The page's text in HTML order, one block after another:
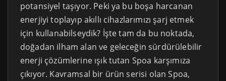
potansiyel taşıyor. Peki ya bu boşa harcanan
enerjiyi toplayıp akıllı cihazlarımızı şarj etmek
için kullanabilseydik? İşte tam da bu noktada,
doğadan ilham alan ve geleceğin sürdürülebilir
enerji çözümlerine ışık tutan Spoa karşımıza
çıkıyor. Kavramsal bir ürün serisi olan Spoa,